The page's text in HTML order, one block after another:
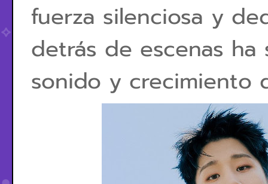
fuerza silenciosa y
detrás de escenas
sonido y crecimiento